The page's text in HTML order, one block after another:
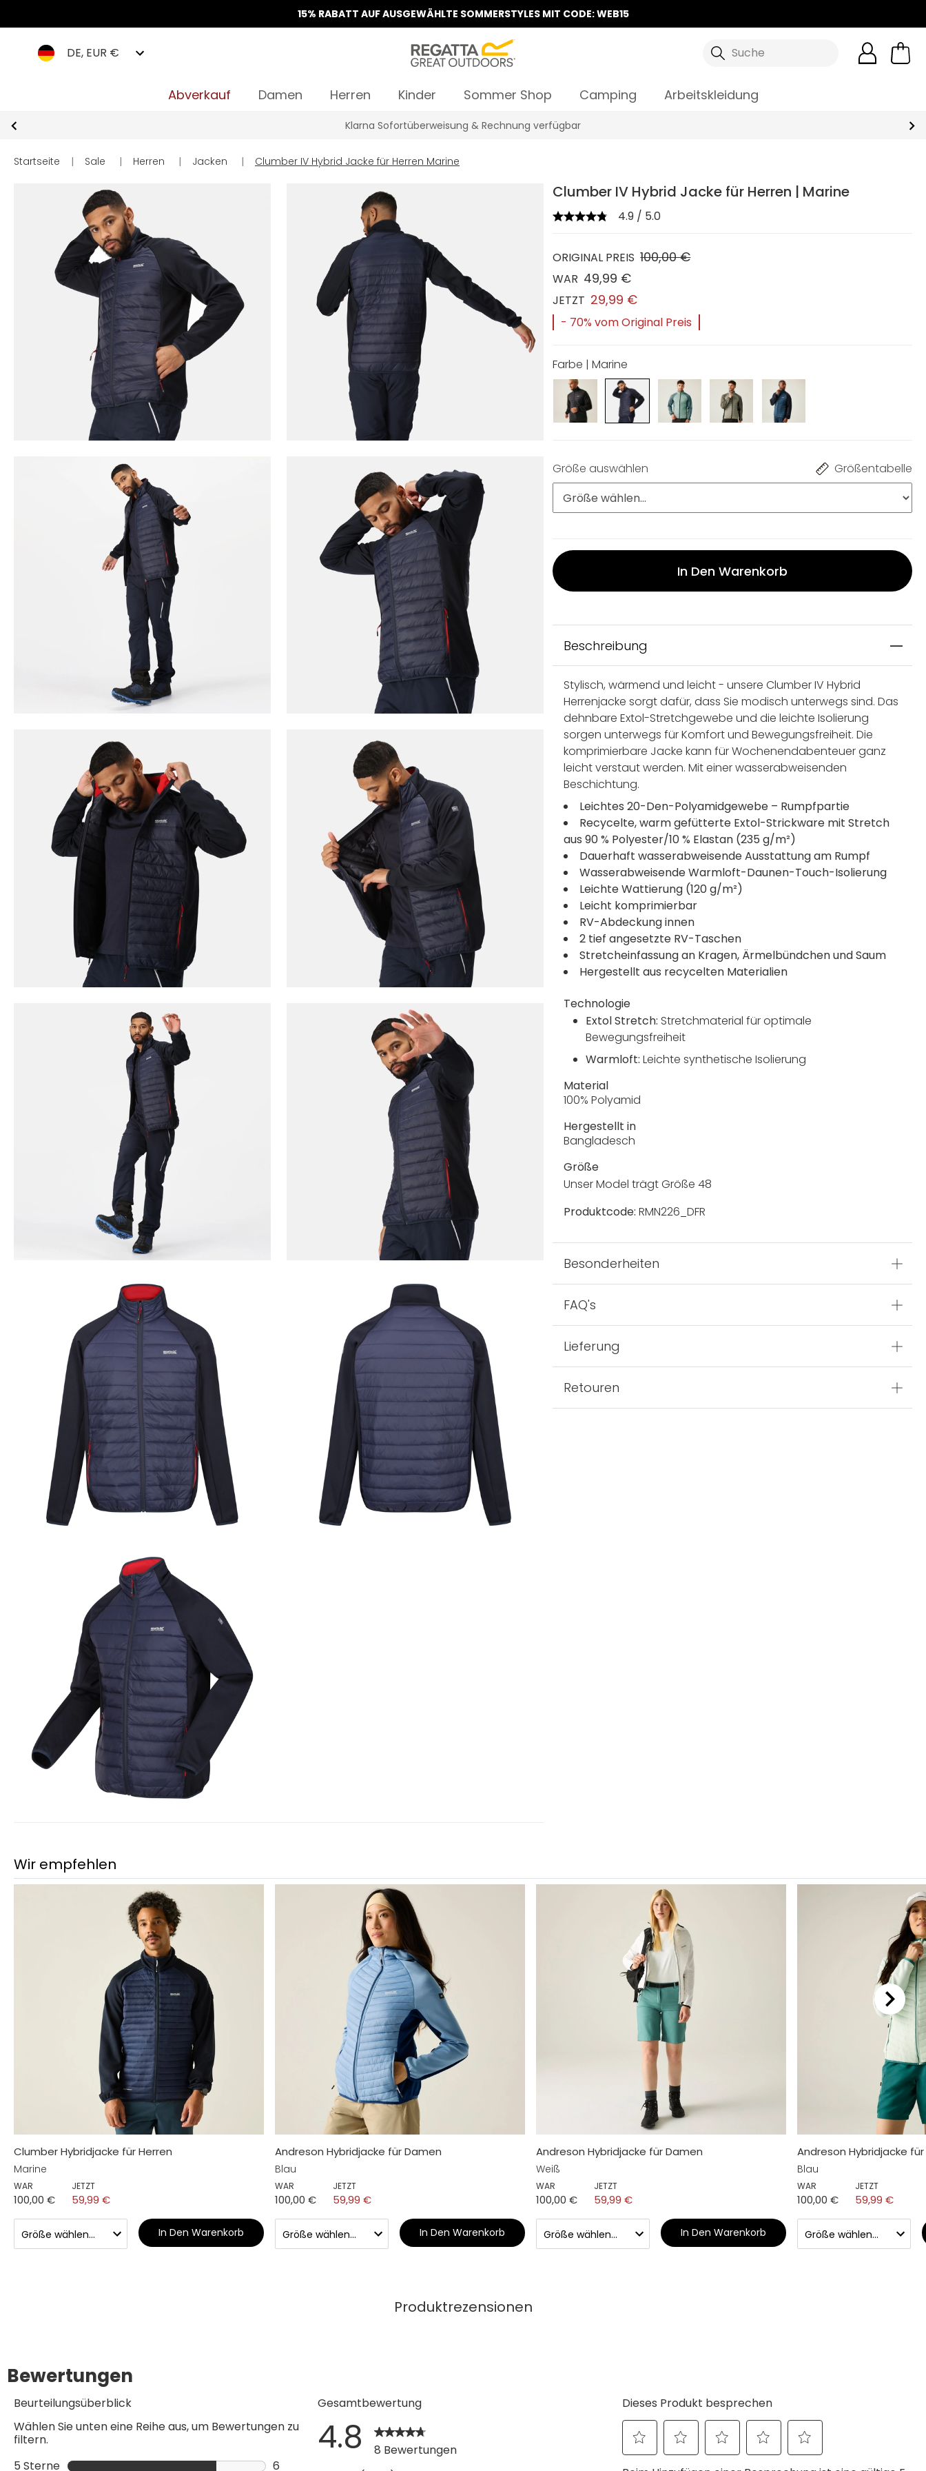
15% RABATT AUF AUSGEWÄHLTE SOMMERSTYLES MIT CODE: WEB15
DE, EUR € Suche
Abverkauf Damen Herren Kinder Sommer Shop Camping Arbeitskleidung
Klarna Sofortüberweisung & Rechnung verfügbar
Startseite | Sale | Herren | Jacken | Clumber IV Hybrid Jacke für Herren Marine
Clumber IV Hybrid Jacke für Herren | Marine
4.9 / 5.0
ORIGINAL PREIS 100,00 €
WAR 49,99 €
JETZT 29,99 €
- 70% vom Original Preis
Farbe | Marine
Größe auswählen Größentabelle
In Den Warenkorb
Beschreibung
Stylisch, wärmend und leicht - unsere Clumber IV Hybrid
Herrenjacke sorgt dafür, dass Sie modisch unterwegs sind. Das
dehnbare Extol-Stretchgewebe und die leichte Isolierung
sorgen unterwegs für Komfort und Bewegungsfreiheit. Die
komprimierbare Jacke kann für Wochenendabenteuer ganz
leicht verstaut werden. Mit einer wasserabweisenden
Beschichtung.
Leichtes 20-Den-Polyamidgewebe – Rumpfpartie
Recycelte, warm gefütterte Extol-Strickware mit Stretch
aus 90 % Polyester/10 % Elastan (235 g/m²)
Dauerhaft wasserabweisende Ausstattung am Rumpf
Wasserabweisende Warmloft-Daunen-Touch-Isolierung
Leichte Wattierung (120 g/m²)
Leicht komprimierbar
RV-Abdeckung innen
2 tief angesetzte RV-Taschen
Stretcheinfassung an Kragen, Ärmelbündchen und Saum
Hergestellt aus recycelten Materialien
Technologie
Extol Stretch: Stretchmaterial für optimale
Bewegungsfreiheit
Warmloft:Leichte synthetische Isolierung
Material
100% Polyamid
Hergestellt in
Bangladesch
Größe
Unser Model trägt Größe 48
Produktcode: RMN226_DFR
Besonderheiten
FAQ's
Lieferung
Retouren
Wir empfehlen
Clumber Hybridjacke für Herren
Marine
WAR
100,00 €
JETZT
59,99 €
In Den Warenkorb
Andreson Hybridjacke für Damen
Blau
WAR
100,00 €
JETZT
59,99 €
In Den Warenkorb
Andreson Hybridjacke für Damen
Weiß
WAR
100,00 €
JETZT
59,99 €
In Den Warenkorb
Andreson Hybridjacke
Blau
WAR
100,00 €
JETZT
59,99 €
Produktrezensionen